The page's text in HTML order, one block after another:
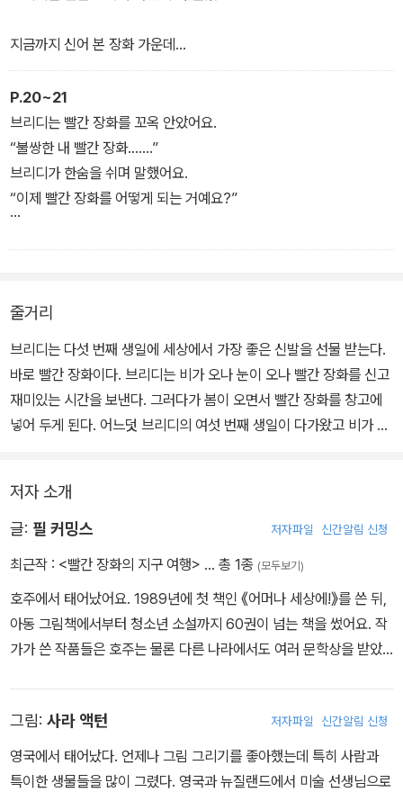
엄마는 브리디가 1년 사이에 커서 그런 거라며 빨간 장화는 여행을 떠
날 때가 되었다고 알려 준다. 브리디는 정성스럽게 편지를 써서 빨간
장화를 떠나보내고, 빨간 장화는 먼 길을 여행해 한 소녀의 품에 안긴
다. 그 소녀 역시 빨간 장화와 재미있는 시간을 보내고 소중하게 아낀
다. 브리디는 그 일을 계기로 또 다른 물건을 누군가에게 보내기로 마
음먹는다.
지금까지 신어 본 장화 가운데
가장 좋았지요.
빨간 장화는 비가 온 뒤나 시냇물을 건널 때,
브리디의 발이 젖지 않도록 지켜 주었어요.
P.20~21
브리디는 빨간 장화를 꼬옥 안았어요.
“불쌍한 내 빨간 장화…….”
브리디가 한숨을 쉬며 말했어요.
“이제 빨간 장화를 어떻게 되는 거예요?”
엄마가 웃으며 대답했어요.
브리디는 깜짝 놀라서 물었어요.
“어디로 가는데요?”
엄마가 대답했어요.
“자구 반대편으로 갈 거야.”
줄거리
브리디는 다섯 번째 생일에 세상에서 가장 좋은 신발을 선물 받는다.
바로 빨간 장화이다. 브리디는 비가 오나 눈이 오나 빨간 장화를 신고
재미있는 시간을 보낸다. 그러다가 봄이 오면서 빨간 장화를 창고에
넣어 두게 된다. 어느덧 브리디의 여섯 번째 생일이 다가왔고 비가 세
날 때가 되었다고 알려 준다. 브리디는 정성스럽게 편지를 써서 빨간
장화를 떠나보내고, 빨간 장화는 먼 길을 여행해 한 소녀의 품에 안긴
다. 브리디는 그 일을 계기로 또 다른 물건을 누군가에게 보내기로 마
음먹는다.
저자 소개
글: 필 커밍스 저자파일 신간알림 신청
최근작 : <빨간 장화의 지구 여행> … 총 1종 (모두보기)
호주에서 태어났어요. 1989년에 첫 책인 《어머나 세상에!》를 쓴 뒤,
아동 그림책에서부터 청소년 소설까지 60권이 넘는 책을 썼어요. 작
가가 쓴 작품들은 호주는 물론 다른 나라에서도 여러 문학상을 받았
그림: 사라 액턴 저자파일 신간알림 신청
영국에서 태어났다. 언제나 그림 그리기를 좋아했는데 특히 사람과
특이한 생물들을 많이 그렸다. 영국과 뉴질랜드에서 미술 선생님으로